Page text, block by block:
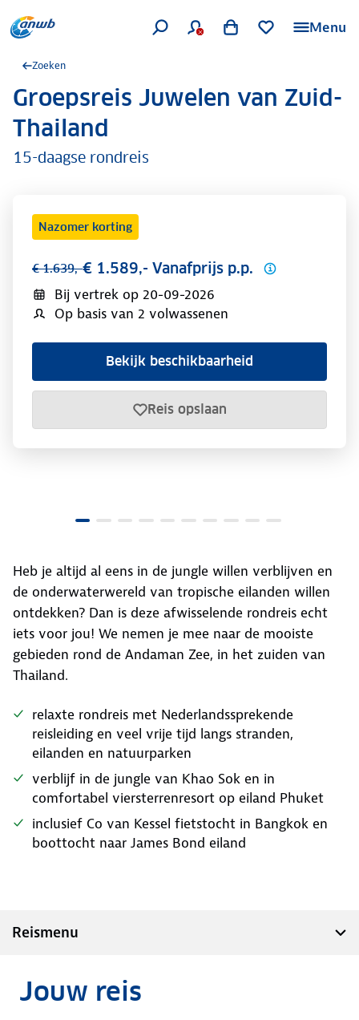
Menu
Zoeken
.Groepsreis Juwelen van Zuid-
Thailand
15-daagse rondreis
Nazomer korting
€ 1.639,-€ 1.589,- Vanafprijs p.p.
Bij vertrek op 20-09-2026
Op basis van 2 volwassenen
Bekijk beschikbaarheid
Reis opslaan
Heb je altijd al eens in de jungle willen verblijven en
de onderwaterwereld van tropische eilanden willen
ontdekken? Dan is deze afwisselende rondreis echt
iets voor jou! We nemen je mee naar de mooiste
gebieden rond de Andaman Zee, in het zuiden van
Thailand.
relaxte rondreis met Nederlandssprekende
reisleiding en veel vrije tijd langs stranden,
eilanden en natuurparken
verblijf in de jungle van Khao Sok en in
comfortabel viersterrenresort op eiland Phuket
inclusief Co van Kessel fietstocht in Bangkok en
boottocht naar James Bond eiland
Reismenu
Jouw reis